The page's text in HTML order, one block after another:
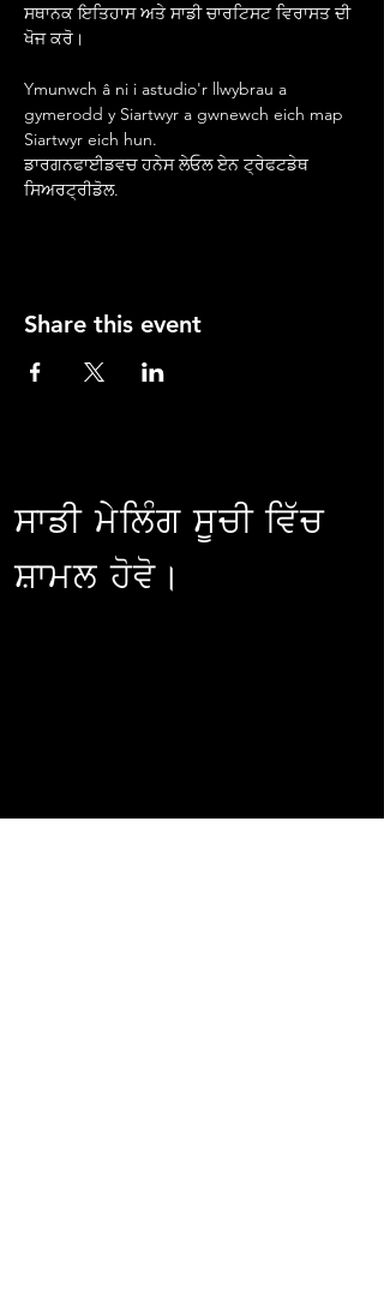
ਸਥਾਨਕ ਇਤਿਹਾਸ ਅਤੇ ਸਾਡੀ ਚਾਰਟਿਸਟ ਵਿਰਾਸਤ ਦੀ
ਖੋਜ ਕਰੋ।
Ymunwch â ni i astudio'r llwybrau a
gymerodd y Siartwyr a gwnewch eich map
Siartwyr eich hun.
ਡਾਰਗਨਫਾਈਡਵਚ ਹਨੇਸ ਲੇਓਲ ਏਨ ਟ੍ਰੇਫਟਡੇਥ
ਸਿਅਰਟ੍ਰੀਡੋਲ.
Share this event
ਸਾਡੀ ਮੇਲਿੰਗ ਸੂਚੀ ਵਿੱਚ
ਸ਼ਾਮਲ ਹੋਵੋ।